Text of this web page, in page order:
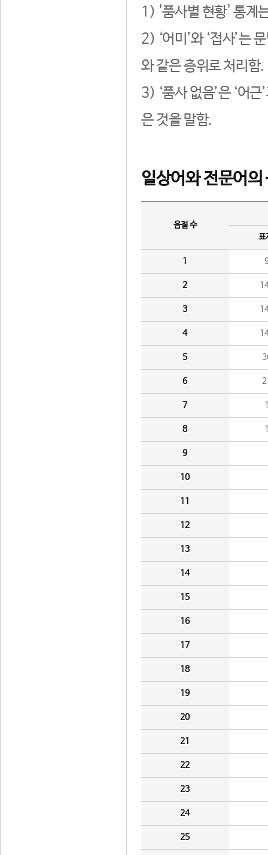
1) '품사별 현황' 통계
2) ‘어미’와 ‘접사’는
와 같은 층위로 처리함.
3) ‘품사 없음’은 ‘어
은 것을 말함.
일상어와 전문어의
음절 수
표
1
2
3
4
5
6
7
8
9
10
11
12
13
14
15
16
17
18
19
20
21
22
23
24
25